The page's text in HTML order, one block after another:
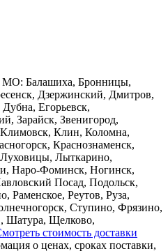
МО: Балашиха, Бронницы,
Дзержинский, Дмитров,
Егорьевск,
Зарайск, Звенигород,
Клин, Коломна,
Краснознаменск,
Лыткарино,
Наро-Фоминск, Ногинск,
Посад, Подольск,
Реутов, Руза,
Ступино, Фрязино,
Шатура, Щелково,
стоимость доставки
о ценах, сроках поставки,